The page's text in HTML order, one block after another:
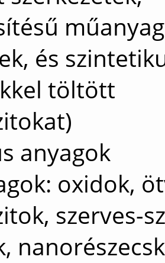
és
töltött
anyagok
oxidok,
szerves-